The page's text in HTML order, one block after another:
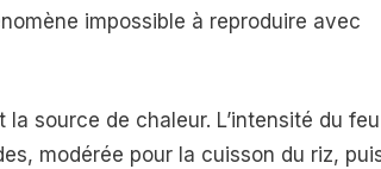
impossible à reproduire avec
source de chaleur. L’intensité du feu
modérée pour la cuisson du riz,